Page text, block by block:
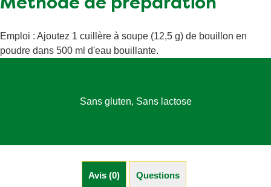
Méthode de préparation
Emploi : Ajoutez 1 cuillère à soupe (12,5 g) de bouillon en
poudre dans 500 ml d'eau bouillante.
Sans gluten, Sans lactose
Avis (0) Questions (0)